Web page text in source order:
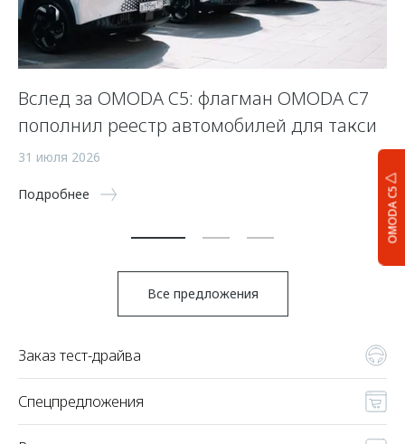
OMODA C5
Вслед за OMODA C5: флагман OMODA C7
пополнил реестр автомобилей для такси
31 июля 2026
Подробнее
5
Все предложения
Заказ тест-драйва
Спецпредложения